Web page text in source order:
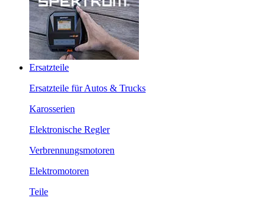
Ersatzteile
Ersatzteile für Autos & Trucks
Karosserien
Elektronische Regler
Verbrennungsmotoren
Elektromotoren
Teile